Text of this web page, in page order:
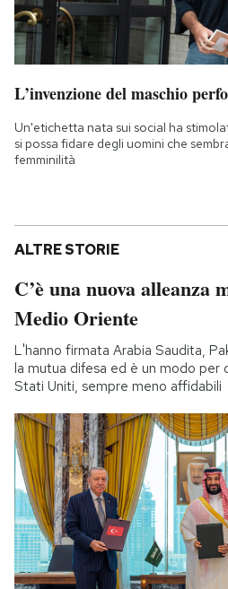
L’invenzione del maschio
Un'etichetta nata sui social ha
si possa fidare degli uomini che
femminilità
ALTRE STORIE
C’è una nuova
Medio Oriente
L'hanno firmata Arabia Saudita,
la mutua difesa ed è un modo per
Stati Uniti, sempre meno affidabili